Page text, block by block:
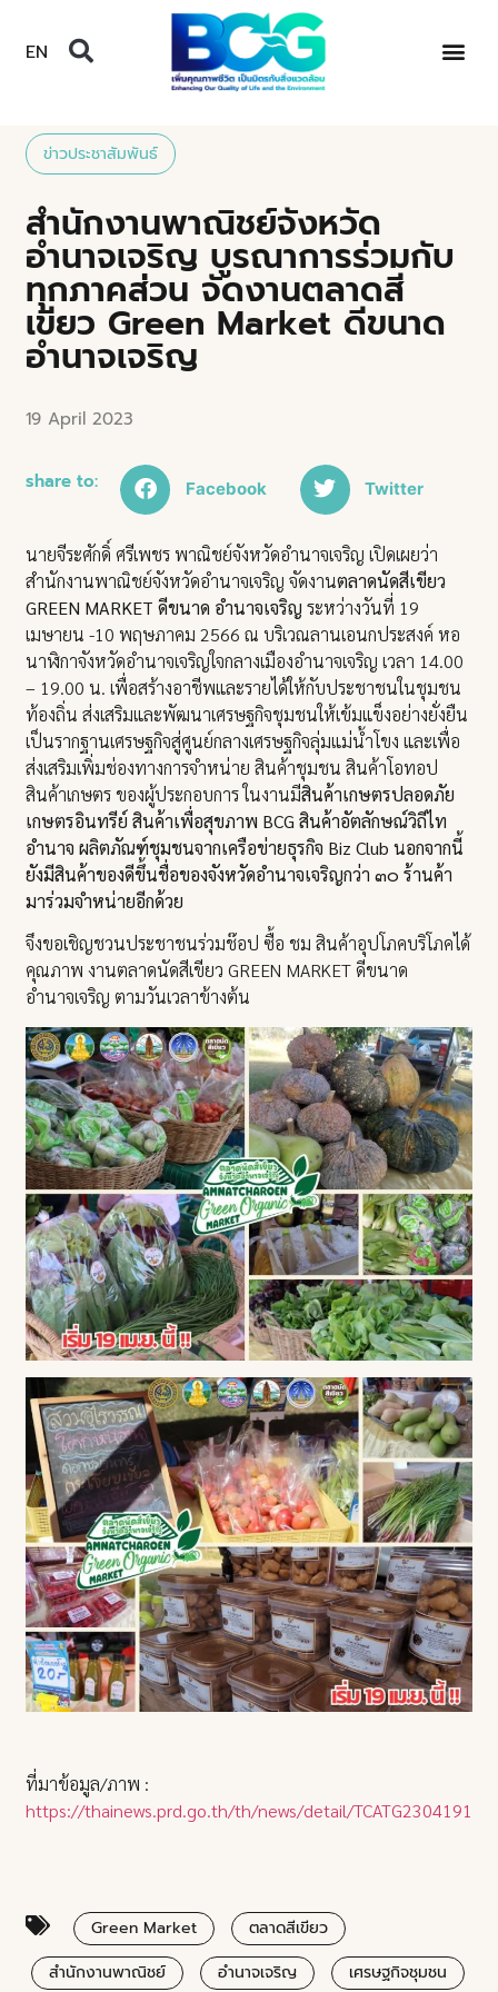
EN
ข่าวประชาสัมพันธ์
สำนักงานพาณิชย์จังหวัด
อำนาจเจริญ บูรณาการร่วมกับ
ทุกภาคส่วน จัดงานตลาดสี
เขียว Green Market ดีขนาด
อำนาจเจริญ
19 April 2023
share to: Facebook Twitter
นายจีระศักดิ์ ศรีเพชร พาณิชย์จังหวัดอำนาจเจริญ เปิดเผยว่า
สำนักงานพาณิชย์จังหวัดอำนาจเจริญ จัดงานตลาดนัดสีเขียว
GREEN MARKET ดีขนาด อำนาจเจริญ ระหว่างวันที่ 19
เมษายน -10 พฤษภาคม 2566 ณ บริเวณลานเอนกประสงค์ หอ
นาฬิกาจังหวัดอำนาจเจริญใจกลางเมืองอำนาจเจริญ เวลา 14.00
– 19.00 น. เพื่อสร้างอาชีพและรายได้ให้กับประชาชนในชุมชน
ท้องถิ่น ส่งเสริมและพัฒนาเศรษฐกิจชุมชนให้เข้มแข็งอย่างยั่งยืน
เป็นรากฐานเศรษฐกิจสู่ศูนย์กลางเศรษฐกิจลุ่มแม่น้ำโขง และเพื่อ
ส่งเสริมเพิ่มช่องทางการจำหน่าย สินค้าชุมชน สินค้าโอทอป
สินค้าเกษตร ของผู้ประกอบการ ในงานมีสินค้าเกษตรปลอดภัย
เกษตรอินทรีย์ สินค้าเพื่อสุขภาพ BCG สินค้าอัตลักษณ์วิถีไท
อำนาจ ผลิตภัณฑ์ชุมชนจากเครือข่ายธุรกิจ Biz Club นอกจากนี้
ยังมีสินค้าของดีขึ้นชื่อของจังหวัดอำนาจเจริญกว่า ๓๐ ร้านค้า
มาร่วมจำหน่ายอีกด้วย
จึงขอเชิญชวนประชาชนร่วมช๊อป ซื้อ ชม สินค้าอุปโภคบริโภคได้
คุณภาพ งานตลาดนัดสีเขียว GREEN MARKET ดีขนาด
อำนาจเจริญ ตามวันเวลาข้างต้น
ที่มาข้อมูล/ภาพ :
https://thainews.prd.go.th/th/news/detail/
Green Market
ตลาดสีเขียว
สำนักงานพาณิชย์
อำนาจเจริญ เศรษฐกิจชุมชน